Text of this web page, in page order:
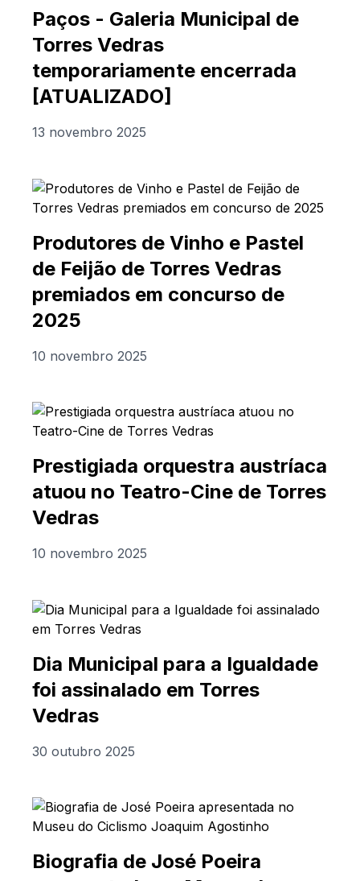
Paços - Galeria Municipal de
Torres Vedras
temporariamente encerrada
[ATUALIZADO]
13 novembro 2025
Produtores de Vinho e Pastel
de Feijão de Torres Vedras
premiados em concurso de
2025
10 novembro 2025
Prestigiada orquestra austríaca
atuou no Teatro-Cine de Torres
Vedras
10 novembro 2025
Dia Municipal para a Igualdade
foi assinalado em Torres
Vedras
30 outubro 2025
Biografia de José Poeira